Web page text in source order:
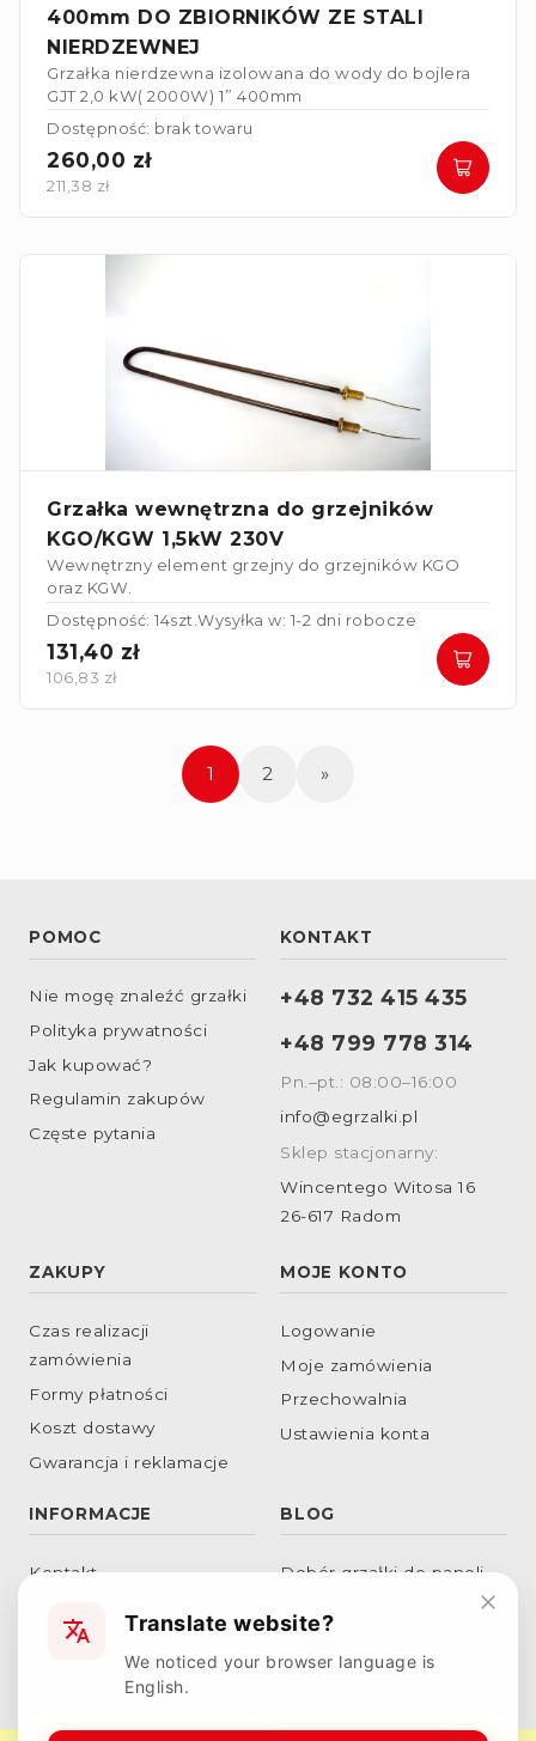
400mm DO ZBIORNIKÓW ZE STALI
NIERDZEWNEJ
Grzałka nierdzewna izolowana do wody do bojlera
GJT 2,0 kW( 2000W) 1” 400mm
Dostępność: brak towaru
260,00 zł
211,38 zł
Grzałka wewnętrzna do grzejników
KGO/KGW 1,5kW 230V
Wewnętrzny element grzejny do grzejników KGO
oraz KGW.
Dostępność: 14szt.Wysyłka w: 1-2 dni robocze
131,40 zł
106,83 zł
1 2 »
POMOC
Nie mogę znaleźć grzałki
Polityka prywatności
Jak kupować?
Regulamin zakupów
Częste pytania
ZAKUPY
Czas realizacji
zamówienia
Formy płatności
Koszt dostawy
Gwarancja i reklamacje
MOJE KONTO
Logowanie
Moje zamówienia
Przechowalnia
Ustawienia konta
INFORMACJE
Kontakt
RODO
BLOG
Dobór grzałki do paneli
Podłączenie grzałek w
gwiazdę
powierzchniowego
KONTAKT
+48 732 415 435
+48 799 778 314
Pn.–pt.: 08:00–16:00
info@egrzalki.pl
Sklep stacjonarny:
Wincentego Witosa 16
26-617 Radom
Translate website?
We noticed your browser language is
English.